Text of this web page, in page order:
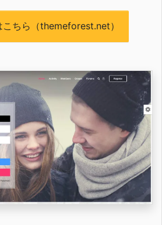
ちら（themeforest.net）